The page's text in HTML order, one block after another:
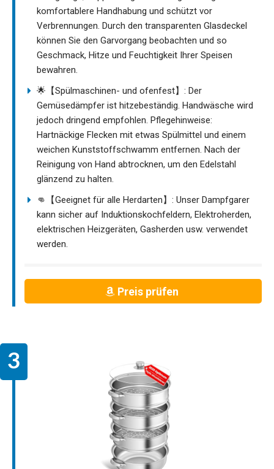
komfortablere Handhabung und schützt vor
Verbrennungen. Durch den transparenten Glasdeckel
können Sie den Garvorgang beobachten und so
Geschmack, Hitze und Feuchtigkeit Ihrer Speisen
bewahren.
🌟【Spülmaschinen- und ofenfest】: Der
Gemüsedämpfer ist hitzebeständig. Handwäsche wird
jedoch dringend empfohlen. Pflegehinweise:
Hartnäckige Flecken mit etwas Spülmittel und einem
weichen Kunststoffschwamm entfernen. Nach der
Reinigung von Hand abtrocknen, um den Edelstahl
glänzend zu halten.
👊【Geeignet für alle Herdarten】: Unser Dampfgarer
kann sicher auf Induktionskochfeldern, Elektroherden,
elektrischen Heizgeräten, Gasherden usw. verwendet
werden.
Preis prüfen